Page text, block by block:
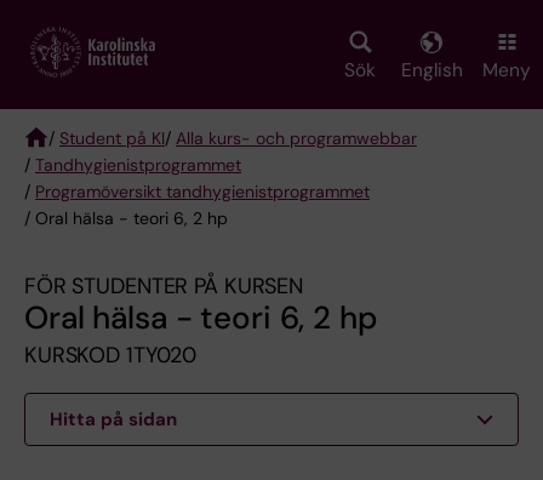
main
Sök English Meny
Breadcrumb
/ Student på KI/ Alla kurs- och programwebbar
/ Tandhygienist­programmet
/ Programöversikt tandhygienistprogrammet
/ Oral hälsa - teori 6, 2 hp
FÖR STUDENTER PÅ KURSEN
Oral hälsa - teori 6, 2 hp
KURSKOD 1TY020
Hitta på sidan